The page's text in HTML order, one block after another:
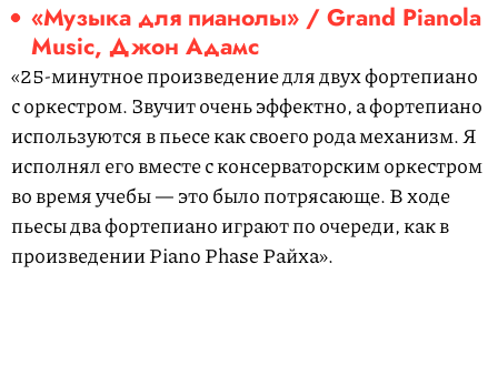
«Музыка для пианолы» / Grand Pianola
Music, Джон Адамс
«25-минутное произведение для двух фортепиано
с оркестром. Звучит очень эффектно, а фортепиано
используются в пьесе как своего рода механизм. Я
исполнял его вместе с консерваторским оркестром
во время учебы — это было потрясающе. В ходе
пьесы два фортепиано играют по очереди, как в
произведении Piano Phase Райха».